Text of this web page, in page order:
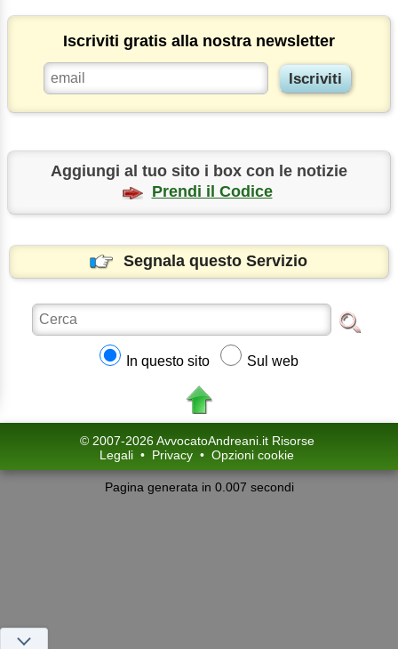
Iscriviti gratis alla nostra newsletter
Aggiungi al tuo sito i box con le notizie
Prendi il Codice
Segnala questo Servizio
In questo sito Sul web
© 2007-2026 AvvocatoAndreani.it Risorse
Legali • Privacy • Opzioni cookie
Pagina generata in 0.007 secondi